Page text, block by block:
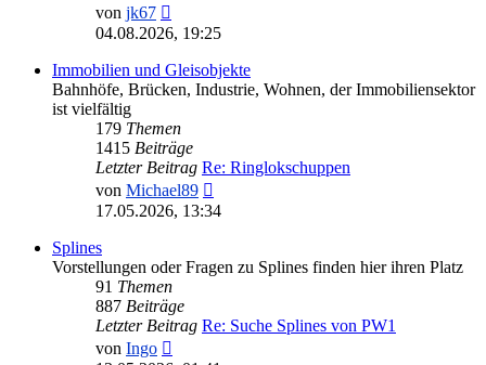
von jk67
Beitrag
04.08.2026, 19:25
Immobilien und Gleisobjekte
Bahnhöfe, Brücken, Industrie, Wohnen, der Immobiliensektor
ist vielfältig
179 Themen
1415 Beiträge
Letzter Beitrag Re: Ringlokschuppen
von Michael89
Beitrag
17.05.2026, 13:34
Splines
Vorstellungen oder Fragen zu Splines finden hier ihren Platz
91 Themen
887 Beiträge
Letzter Beitrag Re: Suche Splines von PW1
von Ingo